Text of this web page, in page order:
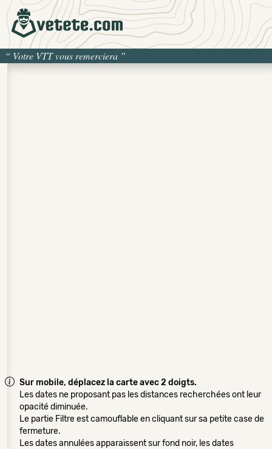
“ Votre VTT vous remerciera ”
Sur mobile, déplacez la carte avec 2 doigts.
Les dates ne proposant pas les distances recherchées ont leur
opacité diminuée.
Le partie Filtre est camouflable en cliquant sur sa petite case de
fermeture.
Les dates annulées apparaissent sur fond noir, les dates